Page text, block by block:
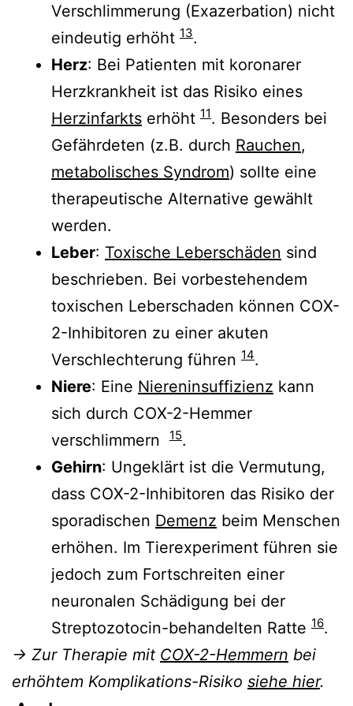
Verschlimmerung (Exazerbation) nicht
eindeutig erhöht 13.
Herz: Bei Patienten mit koronarer
Herzkrankheit ist das Risiko eines
Herzinfarkts erhöht 11. Besonders bei
Gefährdeten (z.B. durch Rauchen,
metabolisches Syndrom) sollte eine
therapeutische Alternative gewählt
werden.
Leber: Toxische Leberschäden sind
beschrieben. Bei vorbestehendem
toxischen Leberschaden können COX-
2-Inhibitoren zu einer akuten
Verschlechterung führen 14.
Niere: Eine Niereninsuffizienz kann
sich durch COX-2-Hemmer
verschlimmern
15.
Gehirn: Ungeklärt ist die Vermutung,
dass COX-2-Inhibitoren das Risiko der
sporadischen Demenz beim Menschen
erhöhen. Im Tierexperiment führen sie
jedoch zum Fortschreiten einer
neuronalen Schädigung bei der
Streptozotocin-behandelten Ratte 16.
→ Zur Therapie mit COX-2-Hemmern bei
erhöhtem Komplikations-Risiko siehe hier.